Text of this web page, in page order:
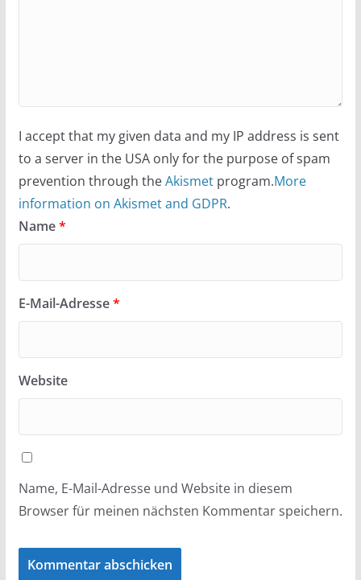
I accept that my given data and my IP address is sent
to a server in the USA only for the purpose of spam
prevention through theAkismetprogram.More
information on Akismet and GDPR.
Name*
E-Mail-Adresse*
Website
Name, E-Mail-Adresse und Website in diesem
Browser für meinen nächsten Kommentar speichern.